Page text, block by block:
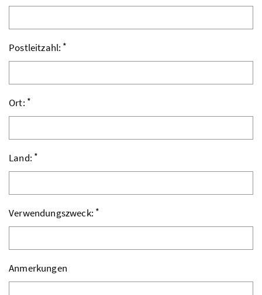
Postleitzahl: *
Ort: *
Land: *
Verwendungszweck: *
Anmerkungen